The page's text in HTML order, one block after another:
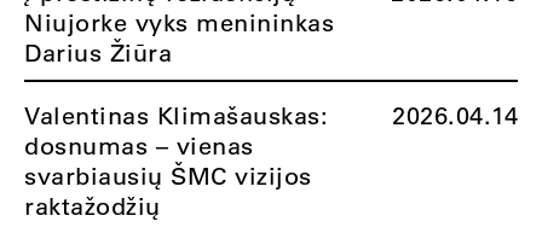
Niujorke vyks menininkas
Darius Žiūra
Valentinas Klimašauskas:
dosnumas – vienas
svarbiausių ŠMC vizijos
raktažodžių
2026.04.14